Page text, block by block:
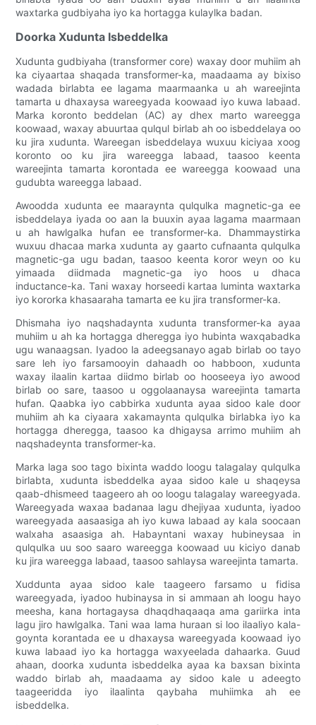
waxtarka gudbiyaha iyo ka hortagga kulaylka badan.
Doorka Xudunta Isbeddelka
Xudunta gudbiyaha (transformer core) waxay door muhiim ah
ka ciyaartaa shaqada transformer-ka, maadaama ay bixiso
wadada birlabta ee lagama maarmaanka u ah wareejinta
tamarta u dhaxaysa wareegyada koowaad iyo kuwa labaad.
Marka koronto beddelan (AC) ay dhex marto wareegga
koowaad, waxay abuurtaa qulqul birlab ah oo isbeddelaya oo
ku jira xudunta. Wareegan isbeddelaya wuxuu kiciyaa xoog
koronto oo ku jira wareegga labaad, taasoo keenta
wareejinta tamarta korontada ee wareegga koowaad una
gudubta wareegga labaad.
Awoodda xudunta ee maaraynta qulqulka magnetic-ga ee
isbeddelaya iyada oo aan la buuxin ayaa lagama maarmaan
u ah hawlgalka hufan ee transformer-ka. Dhammaystirka
wuxuu dhacaa marka xudunta ay gaarto cufnaanta qulqulka
magnetic-ga ugu badan, taasoo keenta koror weyn oo ku
yimaada diidmada magnetic-ga iyo hoos u dhaca
inductance-ka. Tani waxay horseedi kartaa luminta waxtarka
iyo kororka khasaaraha tamarta ee ku jira transformer-ka.
Dhismaha iyo naqshadaynta xudunta transformer-ka ayaa
muhiim u ah ka hortagga dheregga iyo hubinta waxqabadka
ugu wanaagsan. Iyadoo la adeegsanayo agab birlab oo tayo
sare leh iyo farsamooyin dahaadh oo habboon, xudunta
waxay ilaalin kartaa diidmo birlab oo hooseeya iyo awood
birlab oo sare, taasoo u oggolaanaysa wareejinta tamarta
hufan. Qaabka iyo cabbirka xudunta ayaa sidoo kale door
muhiim ah ka ciyaara xakamaynta qulqulka birlabka iyo ka
hortagga dheregga, taasoo ka dhigaysa arrimo muhiim ah
naqshadeynta transformer-ka.
Marka laga soo tago bixinta waddo loogu talagalay qulqulka
birlabta, xudunta isbeddelka ayaa sidoo kale u shaqeysa
qaab-dhismeed taageero ah oo loogu talagalay wareegyada.
Wareegyada waxaa badanaa lagu dhejiyaa xudunta, iyadoo
wareegyada aasaasiga ah iyo kuwa labaad ay kala soocaan
walxaha asaasiga ah. Habayntani waxay hubineysaa in
qulqulka uu soo saaro wareegga koowaad uu kiciyo danab
ku jira wareegga labaad, taasoo sahlaysa wareejinta tamarta.
Xuddunta ayaa sidoo kale taageero farsamo u fidisa
wareegyada, iyadoo hubinaysa in si ammaan ah loogu hayo
meesha, kana hortagaysa dhaqdhaqaaqa ama gariirka inta
lagu jiro hawlgalka. Tani waa lama huraan si loo ilaaliyo kala-
goynta korantada ee u dhaxaysa wareegyada koowaad iyo
kuwa labaad iyo ka hortagga waxyeelada dahaarka. Guud
ahaan, doorka xudunta isbeddelka ayaa ka baxsan bixinta
waddo birlab ah, maadaama ay sidoo kale u adeegto
taageeridda iyo ilaalinta qaybaha muhiimka ah ee
isbeddelka.